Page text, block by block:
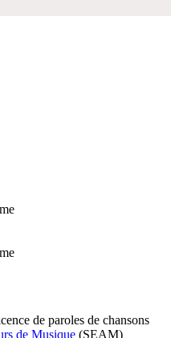
de paroles de chansons
de Musique (SEAM)